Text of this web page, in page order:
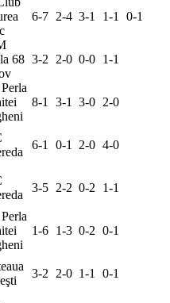
6-7 2-4 3-1 1-1 0-1
68 3-2 2-0 0-0 1-1
8-1 3-1 3-0 2-0
6-1 0-1 2-0 4-0
3-5 2-2 0-2 1-1
1-6 1-3 0-2 0-1
3-2 2-0 1-1 0-1